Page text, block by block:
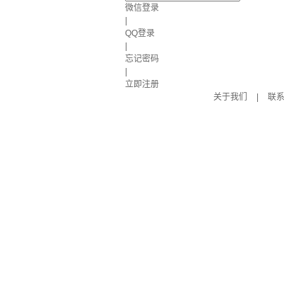
微信登录
QQ登录
忘记密码
立即注册
关于我们
联